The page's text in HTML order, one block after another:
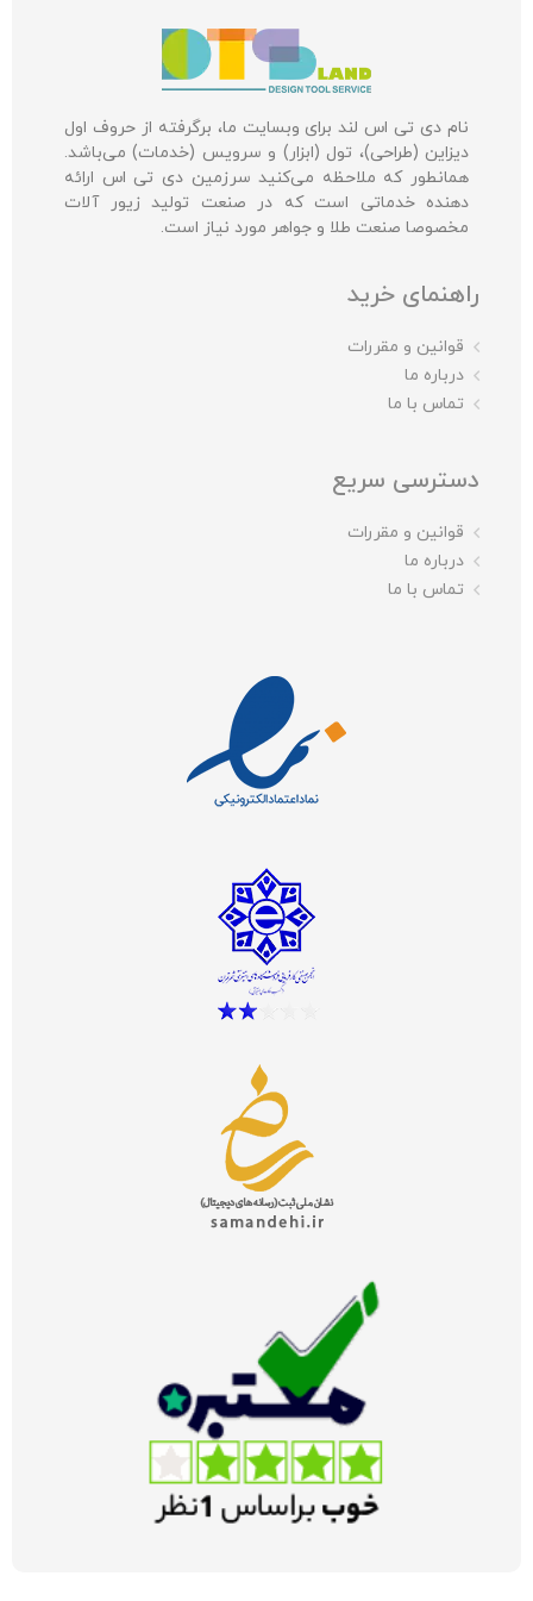
نام دی تی اس لند برای وبسایت ما، برگرفته از حروف اول
دیزاین (طراحی)، تول (ابزار) و سرویس (خدمات) می‌باشد.
همانطور که ملاحظه می‌کنید سرزمین دی تی اس ارائه
دهنده خدماتی است که در صنعت تولید زیور آلات
مخصوصا صنعت طلا و جواهر مورد نیاز است.
راهنمای خرید
قوانین و مقررات
درباره ما
تماس با ما
دسترسی سریع
قوانین و مقررات
درباره ما
تماس با ما